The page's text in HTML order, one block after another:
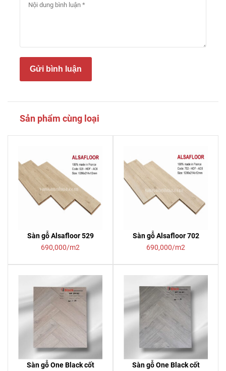
Gửi bình luận
Sản phẩm cùng loại
Sàn gỗ Alsafloor 529
690,000/m2
Sàn gỗ Alsafloor 702
690,000/m2
Sàn gỗ One Black cốt
Sàn gỗ One Black cốt